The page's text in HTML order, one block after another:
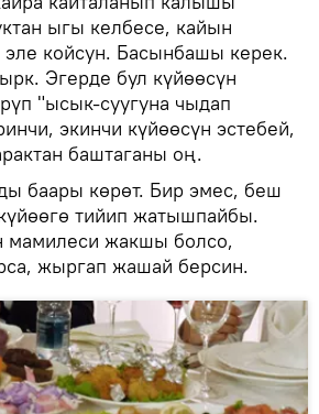
ыгы келбесе, кайын
эле койсун. Басынбашы керек.
Эгерде бул күйөөсүн
"ысык-суугуна чыдап
экинчи күйөөсүн эстебей,
баштаганы оң.
баары көрөт. Бир эмес, беш
тийип жатышпайбы.
мамилеси жакшы болсо,
жыргап жашай берсин.